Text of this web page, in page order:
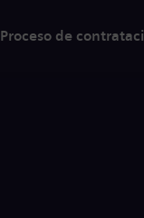
Proceso de